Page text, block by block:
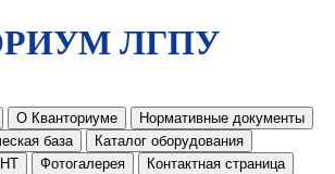
ЛГПУ
О Кванториуме
Нормативные документы
база
Каталог оборудования
Фотогалерея Контактная страница